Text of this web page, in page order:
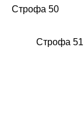
Строфа 50
Строфа 51